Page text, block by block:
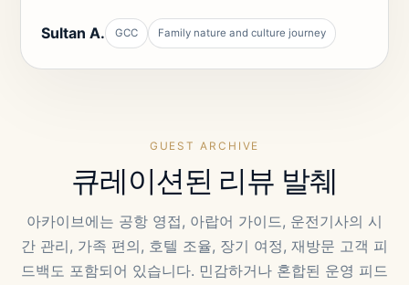
Sultan A. GCC Family nature and culture journey
GUEST ARCHIVE
큐레이션된 리뷰 발췌
아카이브에는 공항 영접, 아랍어 가이드, 운전기사의 시
간 관리, 가족 편의, 호텔 조율, 장기 여정, 재방문 고객 피
드백도 포함되어 있습니다. 민감하거나 혼합된 운영 피드